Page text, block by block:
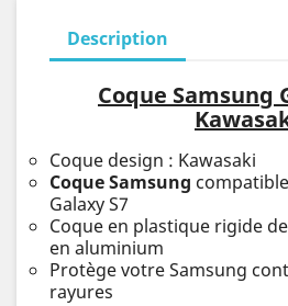
Description
Coque Samsung
Coque design : Kawasaki
Coque Samsung
Galaxy S7
Coque en plastique rigide
en aluminium
Protège votre Samsung
rayures